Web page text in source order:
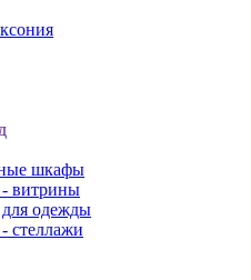
шкафы
витрины
одежды
стеллажи